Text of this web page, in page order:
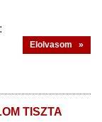
Elolvasom »
TISZTA